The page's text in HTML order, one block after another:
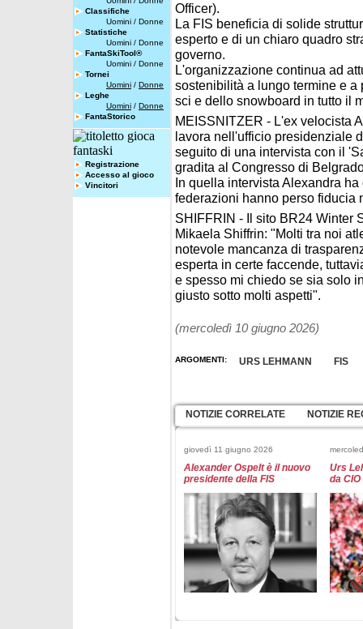
Classifiche
Uomini / Donne
Statistiche
Uomini / Donne
FantaSkiTool®
Uomini / Donne
Tornei
Uomini / Donne
Leghe
Uomini / Donne
FantaStorico
Registrazione
Accesso al gioco
Vincitori
Officer).
La FIS beneficia di solide
esperto e di un chiaro quadro
governo.
L'organizzazione continua ad
sostenibilità a lungo termine e
sci e dello snowboard in tutto il
MEISSNITZER - L'ex velocista
lavora nell'ufficio presidenziale
seguito di una intervista con il
gradita al Congresso di
In quella intervista Alexandra
federazioni hanno perso fiducia
SHIFFRIN - Il sito BR24 Winter
Mikaela Shiffrin: "Molti tra noi
notevole mancanza di
esperta in certe faccende,
e spesso mi chiedo se sia solo
giusto sotto molti aspetti".
(mercoledì 10 giugno 2026)
ARGOMENTI: URS LEHMANN FIS
NOTIZIE CORRELATE NOTIZIE
giovedì 11 giugno 2026
Alexander Ospelt è il nuovo
presidente della FIS
Urs
da